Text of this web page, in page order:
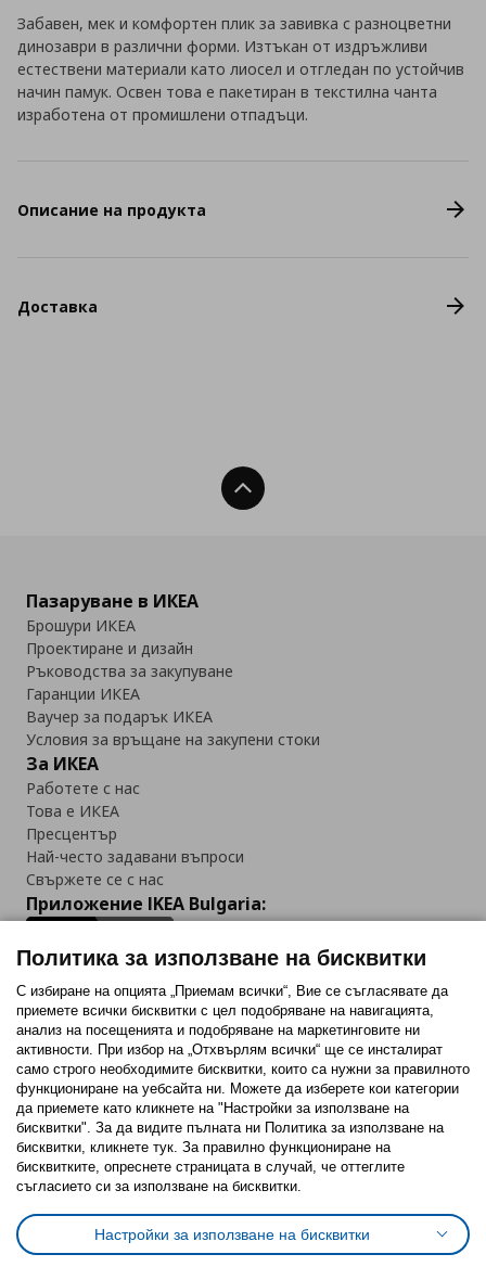
Забавен, мек и комфортен плик за завивка с разноцветни
динозаври в различни форми. Изтъкан от издръжливи
естествени материали като лиосел и отгледан по устойчив
начин памук. Освен това е пакетиран в текстилна чанта
изработена от промишлени отпадъци.
Описание на продукта
Доставка
Нагоре
Пазаруване в ИКЕА
Брошури ИКЕА
Проектиране и дизайн
Ръководства за закупуване
Гаранции ИКЕА
Ваучер за подарък ИКЕА
Условия за връщане на закупени стоки
За ИКЕА
Работете с нас
Това е ИКЕА
Пресцентър
Най-често задавани въпроси
Свържете се с нас
Приложение IKEA Bulgaria:
Последвайте ни:
FacebookTwitterYoutubePinterestInstagram
Политика за използване на бисквитки (Cookies)
Избор на настройки за използване на бисквитки
Условия за ползване на ikea.bgОбща политика за личните данни
Политика за защита на личните данни на ikea.bg
Политика за използване на бисквитки
С избиране на опцията „Приемам всички“, Вие се съгласявате да
приемете всички бисквитки с цел подобряване на навигацията,
анализ на посещенията и подобряване на маркетинговите ни
активности. При избор на „Отхвърлям всички“ ще се инсталират
само строго необходимитe бисквитки, които са нужни за правилното
функциониране на уебсайта ни. Можете да изберете кои категории
да приемете като кликнете на "Настройки за използване на
бисквитки". За да видите пълната ни Политика за използване на
бисквитки, кликнете тук. За правилно функциониране на
бисквитките, опреснете страницата в случай, че оттеглите
съгласието си за използване на бисквитки.
Настройки за използване на бисквитки